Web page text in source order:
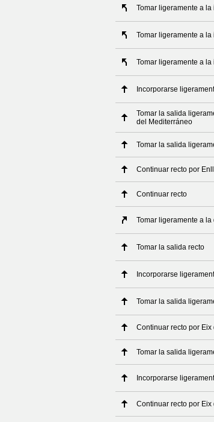
Tomar ligeramente a
Tomar ligeramente a
Tomar ligeramente a
Incorporarse
Tomar la salida
del Mediterráneo
Tomar la salida
Continuar recto por
Continuar recto
Tomar ligeramente a la
Tomar la salida recto
Incorporarse
Tomar la salida
Continuar recto por
Tomar la salida
Incorporarse
Continuar recto por